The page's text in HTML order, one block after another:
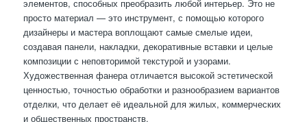
элементов, способных преобразить любой интерьер. Это не
просто материал — это инструмент, с помощью которого
дизайнеры и мастера воплощают самые смелые идеи,
создавая панели, накладки, декоративные вставки и целые
композиции с неповторимой текстурой и узорами.
Художественная фанера отличается высокой эстетической
ценностью, точностью обработки и разнообразием вариантов
отделки, что делает её идеальной для жилых, коммерческих
и общественных пространств.